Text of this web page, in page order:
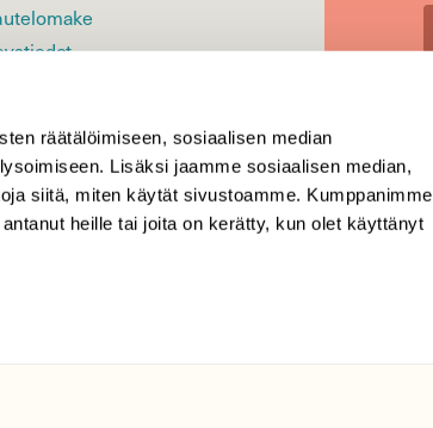
räätälöimiseen, sosiaalisen median
Lisäksi jaamme sosiaalisen median,
siitä, miten käytät sivustoamme. Kumppanimme
heille tai joita on kerätty, kun olet käyttänyt
Luonto
1
Helsinki